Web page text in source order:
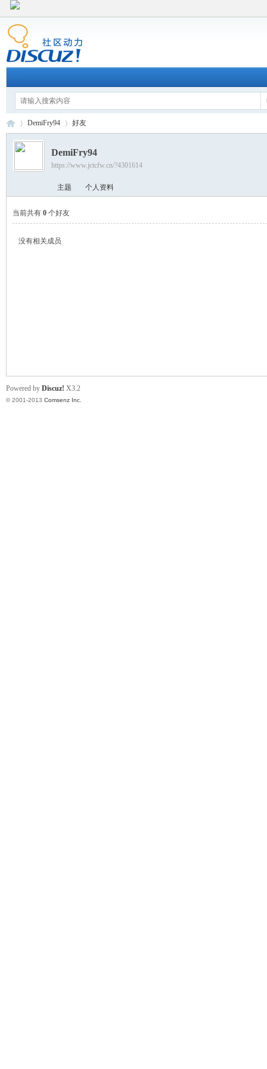
›
DemiFry94 好友
DemiFry94
https://www.jctcfw.cn/?4301614
主题 个人资料
当前共有 0个好友
没有相关成员
Powered by Discuz! X3.2
© 2001-2013 Comsenz Inc.